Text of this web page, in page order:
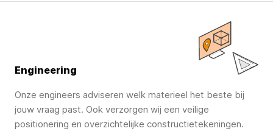
Engineering
Onze engineers adviseren welk materieel het beste bij
jouw vraag past. Ook verzorgen wij een veilige
positionering en overzichtelijke constructietekeningen.